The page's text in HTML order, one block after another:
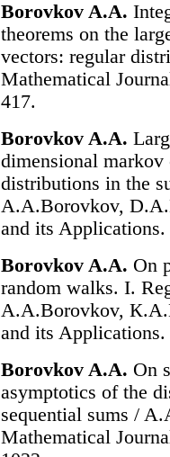
Borovkov A.A.
theorems on the
vectors: regular
Mathematical
417.
Borovkov A.A.
dimensional markov
distributions in the
A.A.Borovkov,
and its
Borovkov A.A. On
random walks. I.
A.A.Borovkov,
and its
Borovkov A.A. On
asymptotics of the
sequential sums /
Mathematical